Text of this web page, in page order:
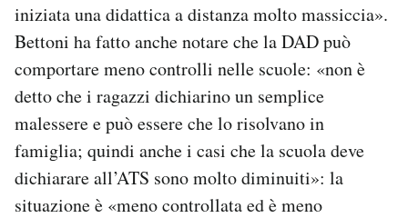
iniziata una didattica a distanza molto massiccia».
Bettoni ha fatto anche notare che la DAD può
comportare meno controlli nelle scuole: «non è
detto che i ragazzi dichiarino un semplice
malessere e può essere che lo risolvano in
famiglia; quindi anche i casi che la scuola deve
dichiarare all’ATS sono molto diminuiti»: la
situazione è «meno controllata ed è meno